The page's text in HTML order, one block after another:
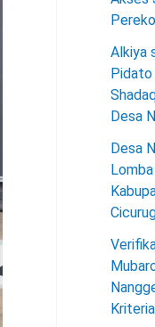
Alkiya
Pidato
Desa
Desa